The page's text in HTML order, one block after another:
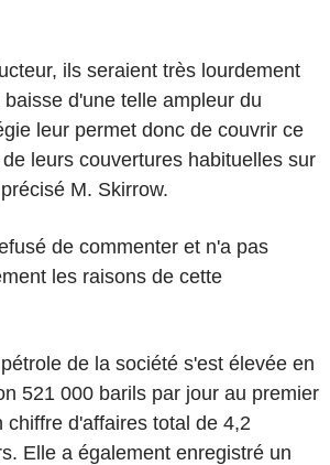
ils seraient très lourdement
d'une telle ampleur du
leur permet donc de couvrir ce
leurs couvertures habituelles sur
M. Skirrow.
de commenter et n'a pas
les raisons de cette
de la société s'est élevée en
521 000 barils par jour au premier
chiffre d'affaires total de 4,2
Elle a également enregistré un